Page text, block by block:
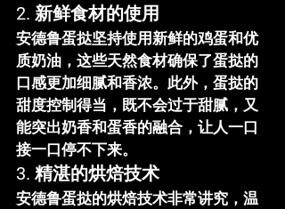
2. 新鲜食材的使用
安德鲁蛋挞坚持使用新鲜的鸡蛋和优
质奶油，这些天然食材确保了蛋挞的
口感更加细腻和香浓。此外，蛋挞的
甜度控制得当，既不会过于甜腻，又
能突出奶香和蛋香的融合，让人一口
接一口停不下来。
3. 精湛的烘焙技术
安德鲁蛋挞的烘焙技术非常讲究，温